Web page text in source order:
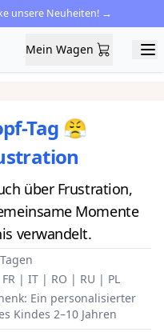
unsere Neuheiten! →
Mein Wagen
Mein Wagen
Tag 😤
über Frustration,
Momente
verwandelt.
| IT | RO | RU | PL
Ein personalisierter
Kindes 2–10 Jahren